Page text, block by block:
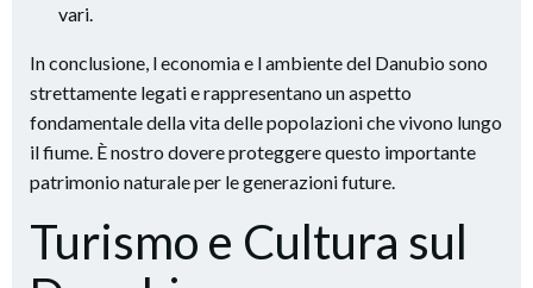
vari.
In conclusione, l economia e l ambiente del Danubio sono
strettamente legati e rappresentano un aspetto
fondamentale della vita delle popolazioni che vivono lungo
il fiume. È nostro dovere proteggere questo importante
patrimonio naturale per le generazioni future.
Turismo e Cultura sul